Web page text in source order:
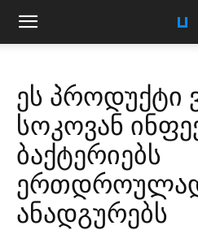
ეს პროდუქტი
სოკოვან
ბაქტერიებს
ანადგურებს